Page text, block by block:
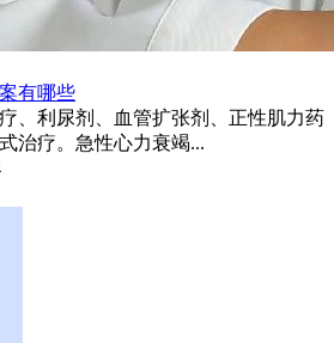
有哪些
、利尿剂、血管扩张剂、正性肌力药
治疗。急性心力衰竭...